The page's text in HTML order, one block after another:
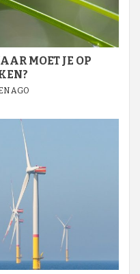
MOET JE OP
AGO